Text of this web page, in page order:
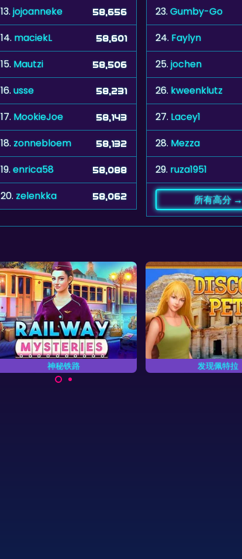
13.jojoanneke 58,656
14. maciekL 58,601
15. Mautzi 58,506
16.usse 58,231
17. MookieJoe 58,143
18.zonnebloem 58,132
19.enrica58 58,088
20.zelenkka 58,062
23.Gumby-Go
24. Faylyn
25.jochen
26. kweenklutz
27. Lacey1
28. Mezza
29. ruza1951
所有高分 →
神秘铁路 发现佩特拉